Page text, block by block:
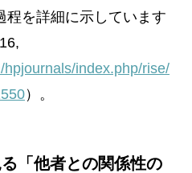
程を詳細に示しています
index.php/rise/
）。
「他者との関係性の